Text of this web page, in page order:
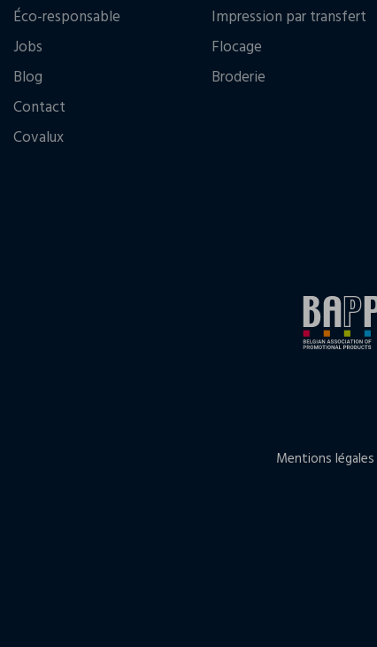
Éco-responsable
Jobs
Blog
Contact
Covalux
Impression par transfert
Flocage
Broderie
Mentions légales